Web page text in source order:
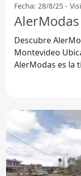
Fecha: 28/8/25 -
Descubre
Montevideo Ubicada en el corazón de Montevideo,
AlerModas es la